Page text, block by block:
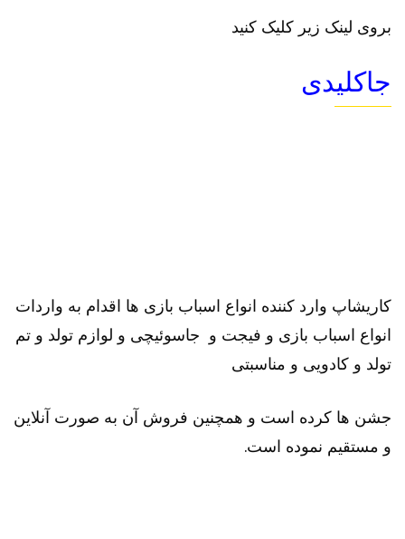
بروی لینک زیر کلیک کنید
جاکلیدی
کاریشاپ وارد کننده انواع اسباب بازی ها اقدام به واردات
انواع اسباب بازی و فیجت و جاسوئیچی و لوازم تولد و تم
تولد و کادویی و مناسبتی
جشن ها کرده است و همچنین فروش آن به صورت آنلاین
و مستقیم نموده است.